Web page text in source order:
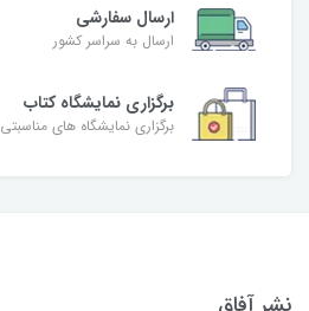
ارسال سفارشی
ارسال به سراسر کشور
برگزاری نمایشگاه کتاب
برگزاری نمایشگاه های مناسبتی